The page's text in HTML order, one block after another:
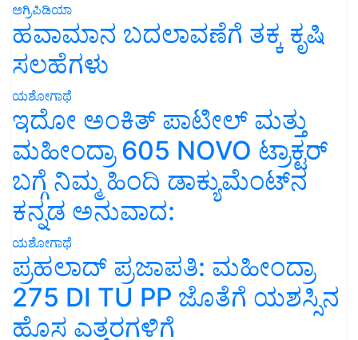
ಅಗ್ರಿಪಿಡಿಯಾ
ಹವಾಮಾನ ಬದಲಾವಣೆಗೆ ತಕ್ಕ ಕೃಷಿ
ಸಲಹೆಗಳು
ಯಶೋಗಾಥೆ
ಇದೋ ಅಂಕಿತ್ ಪಾಟೀಲ್ ಮತ್ತು
ಮಹೀಂದ್ರಾ 605 NOVO ಟ್ರಾಕ್ಟರ್
ಬಗ್ಗೆ ನಿಮ್ಮ ಹಿಂದಿ ಡಾಕ್ಯುಮೆಂಟ್‌ನ
ಕನ್ನಡ ಅನುವಾದ:
ಯಶೋಗಾಥೆ
ಪ್ರಹಲಾದ್ ಪ್ರಜಾಪತಿ: ಮಹೀಂದ್ರಾ
275 DI TU PP ಜೊತೆಗೆ ಯಶಸ್ಸಿನ
ಹೊಸ ಎತ್ತರಗಳಿಗೆ